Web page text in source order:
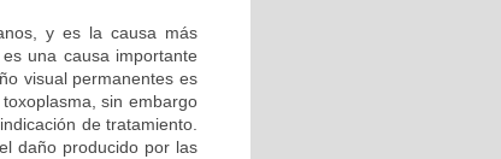
y es la causa más
una causa importante
visual permanentes es
sin embargo
de tratamiento.
daño producido por las